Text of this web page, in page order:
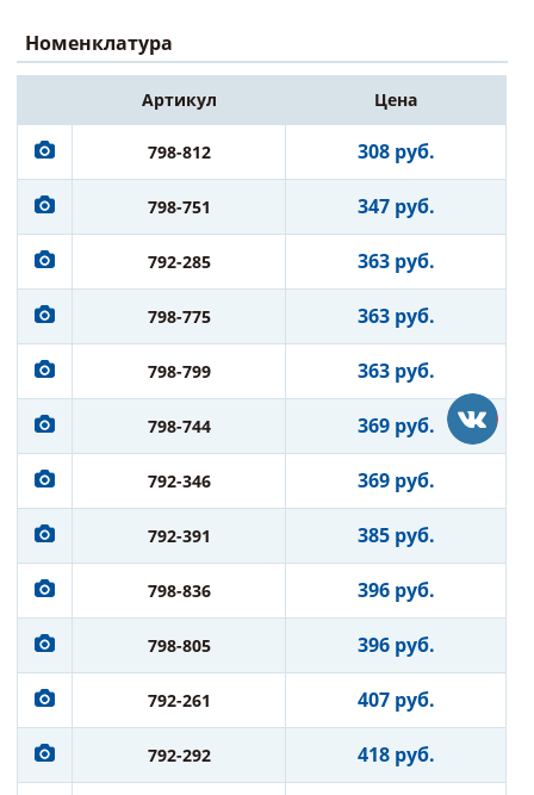
Номенклатура
Артикул Цена
798-812 308 руб.
798-751 347 руб.
792-285 363 руб.
798-775 363 руб.
798-799 363 руб.
798-744 369 руб.
792-346 369 руб.
792-391 385 руб.
798-836 396 руб.
798-805 396 руб.
792-261 407 руб.
792-292 418 руб.